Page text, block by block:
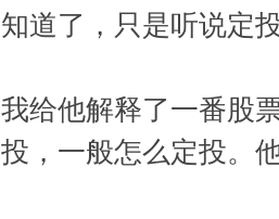
知道了，只是听说定
我给他解释了一番股
投，一般怎么定投。